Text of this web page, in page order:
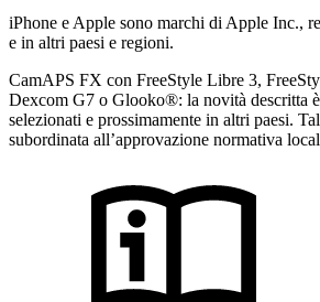
iPhone e Apple sono marchi di Apple Inc.,
e in altri paesi e regioni.
CamAPS FX con FreeStyle Libre 3,
Dexcom G7 o Glooko®: la novità descritta
selezionati e prossimamente in altri paesi.
subordinata all’approvazione normativa